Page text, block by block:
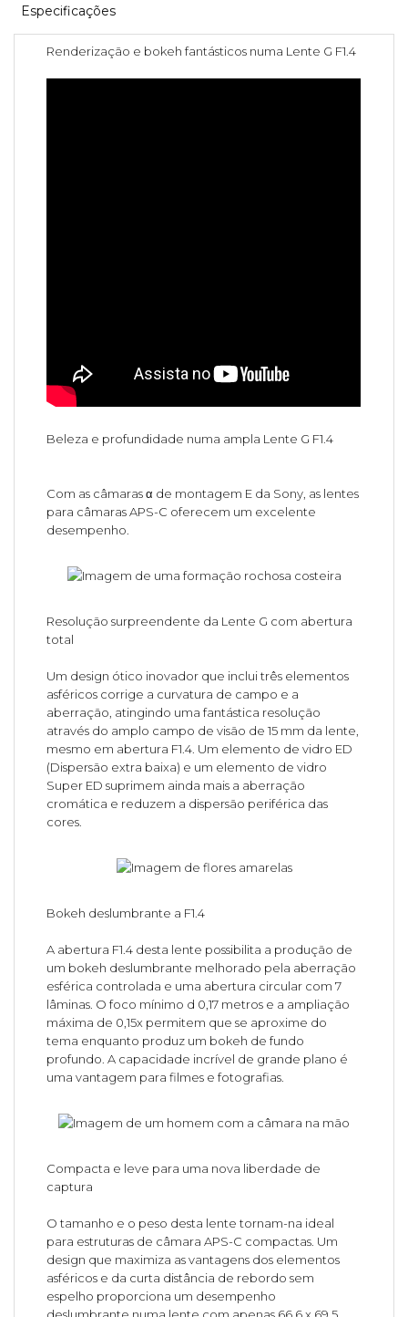
Especificações
Renderização e bokeh fantásticos numa Lente G F1.4
Beleza e profundidade numa ampla Lente G F1.4
Com as câmaras α de montagem E da Sony, as lentes
para câmaras APS-C oferecem um excelente
desempenho.
Resolução surpreendente da Lente G com abertura
total
Um design ótico inovador que inclui três elementos
asféricos corrige a curvatura de campo e a
aberração, atingindo uma fantástica resolução
através do amplo campo de visão de 15 mm da lente,
mesmo em abertura F1.4. Um elemento de vidro ED
(Dispersão extra baixa) e um elemento de vidro
Super ED suprimem ainda mais a aberração
cromática e reduzem a dispersão periférica das
cores.
Bokeh deslumbrante a F1.4
A abertura F1.4 desta lente possibilita a produção de
um bokeh deslumbrante melhorado pela aberração
esférica controlada e uma abertura circular com 7
lâminas. O foco mínimo d 0,17 metros e a ampliação
máxima de 0,15x permitem que se aproxime do
tema enquanto produz um bokeh de fundo
profundo. A capacidade incrível de grande plano é
uma vantagem para filmes e fotografias.
Compacta e leve para uma nova liberdade de
captura
O tamanho e o peso desta lente tornam-na ideal
para estruturas de câmara APS-C compactas. Um
design que maximiza as vantagens dos elementos
asféricos e da curta distância de rebordo sem
espelho proporciona um desempenho